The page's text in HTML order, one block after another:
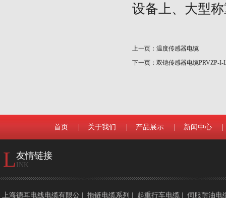
设备上、大型
上一页： 温度传感器电缆
下一页： 双铠传感器电缆PRVZP-I-
首页 关于我们 产品展示 新闻中心
L友情链接
INK
上海德耳电线电缆有限公 拖链电缆系列 起重行车电缆 伺服耐油电